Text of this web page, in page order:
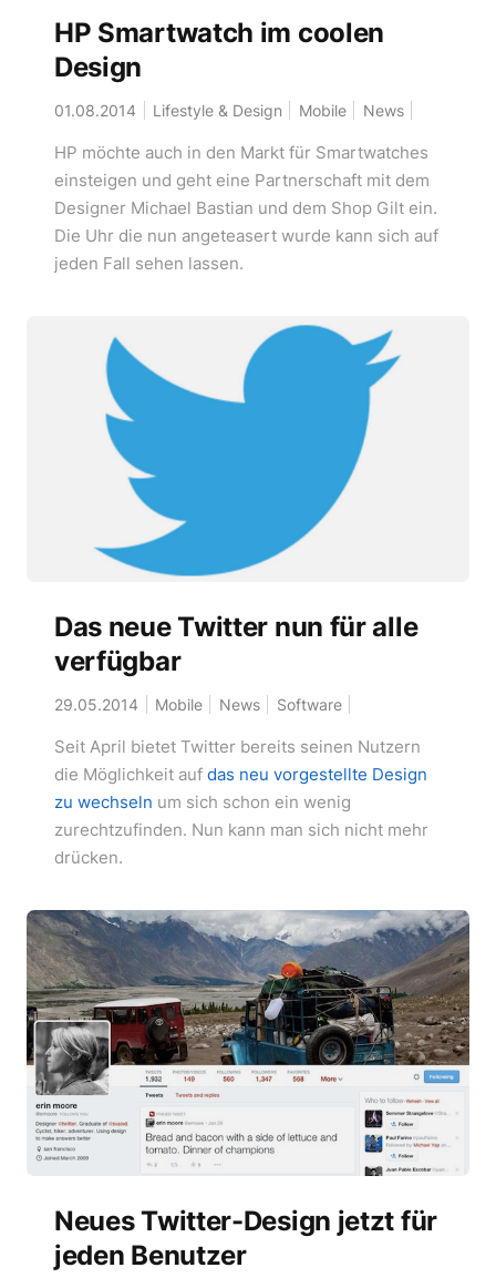
HP Smartwatch im coolen
Design
01.08.2014 Lifestyle & Design Mobile News
HP möchte auch in den Markt für Smartwatches
einsteigen und geht eine Partnerschaft mit dem
Designer Michael Bastian und dem Shop Gilt ein.
Die Uhr die nun angeteasert wurde kann sich auf
jeden Fall sehen lassen.
Das neue Twitter nun für alle
verfügbar
29.05.2014 Mobile News Software
Seit April bietet Twitter bereits seinen Nutzern
die Möglichkeit auf das neu vorgestellte Design
zu wechseln um sich schon ein wenig
zurechtzufinden. Nun kann man sich nicht mehr
drücken.
Neues Twitter-Design jetzt für
jeden Benutzer